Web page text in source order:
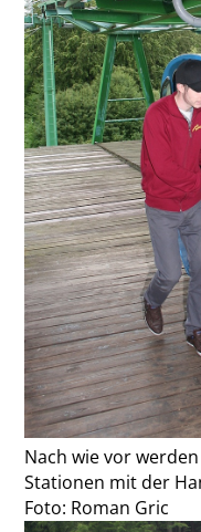
Nach wie vor
Stationen mit der
Foto: Roman Gric